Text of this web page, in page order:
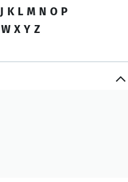
J K L M N O P
W X Y Z